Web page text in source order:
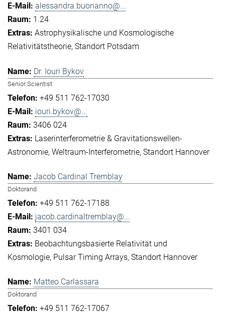
alessandra.buonanno@...
1.24
Astrophysikalische und Kosmologische
Relativitätstheorie Standort Potsdam
Dr. Iouri Bykov
Senior Scientist
+49 511 762-17030
iouri.bykov@...
3406 024
Laserinterferometrie & Gravitationswellen-
Astronomie Weltraum-Interferometrie Standort Hannover
Jacob Cardinal Tremblay
Doktorand
+49 511 762-17188
jacob.cardinaltremblay@...
3401 034
Beobachtungsbasierte Relativität und
Kosmologie Pulsar Timing Arrays Standort Hannover
Matteo Carlassara
Doktorand
+49 511 762-17067